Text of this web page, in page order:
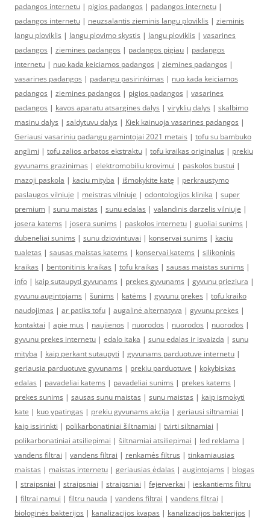
padangos internetu | pigios padangos | padangos internetu |
padangos internetu | neuzsalantis zieminis langu ploviklis | zieminis
langu ploviklis | langu plovimo skystis | langu ploviklis | vasarines
padangos | ziemines padangos | padangos pigiau | padangos
internetu | nuo kada keiciamos padangos | ziemines padangos |
vasarines padangos | padangu pasirinkimas | nuo kada keiciamos
padangos | ziemines padangos | pigios padangos | vasarines
padangos | kavos aparatu atsargines dalys | viryklių dalys | skalbimo
masinu dalys | saldytuvu dalys | Kiek kainuoja vasarines padangos |
Geriausi vasariniu padangu gamintojai 2021 metais | tofu su bambuko
anglimi | tofu zalios arbatos ekstraktu | tofu kraikas originalus | prekiu
gyvunams grazinimas | elektromobiliu krovimui | paskolos bustui |
mazoji paskola | kaciu mityba | išmokykite katę | perkraustymo
paslaugos vilniuje | meistras vilniuje | odontologijos klinika | super
premium | sunu maistas | sunu edalas | valandinis darzelis vilniuje |
josera katems | josera sunims | paskolos internetu | guoliai sunims |
dubeneliai sunims | sunu dziovintuvai | konservai sunims | kaciu
tualetas | sausas maistas katems | konservai katems | silikoninis
kraikas | bentonitinis kraikas | tofu kraikas | sausas maistas sunims |
info | kaip sutaupyti gyvunams | prekes gyvunams | gyvunu prieziura |
gyvunu augintojams | šunims | katėms | gyvunu prekes | tofu kraiko
naudojimas | ar patiks tofu | augalinė alternatyva | gyvunu prekes |
kontaktai | apie mus | naujienos | nuorodos | nuorodos | nuorodos |
gyvunu prekes internetu | edalo itaka | sunu edalas ir isvaizda | sunu
mityba | kaip perkant sutaupyti | gyvunams parduotuve internetu |
geriausia parduotuve gyvunams | prekiu parduotuve | kokybiskas
edalas | pavadeliai katems | pavadeliai sunims | prekes katems |
prekes sunims | sausas sunu maistas | sunu maistas | kaip ismokyti
kate | kuo ypatingas | prekiu gyvunams akcija | geriausi siltnamiai |
kaip issirinkti | polikarbonatiniai šiltnamiai | tvirti siltnamiai |
polikarbonatiniai atsiliepimai | šiltnamiai atsiliepimai | led reklama |
vandens filtrai | vandens filtrai | renkamės filtrus | tinkamiausias
maistas | maistas internetu | geriausias ėdalas | augintojams | blogas
| straipsniai | straipsniai | straipsniai | fejerverkai | ieskantiems filtru
| filtrai namui | filtru nauda | vandens filtrai | vandens filtrai |
biologinės bakterijos | kanalizacijos kvapas | kanalizacijos bakterijos |